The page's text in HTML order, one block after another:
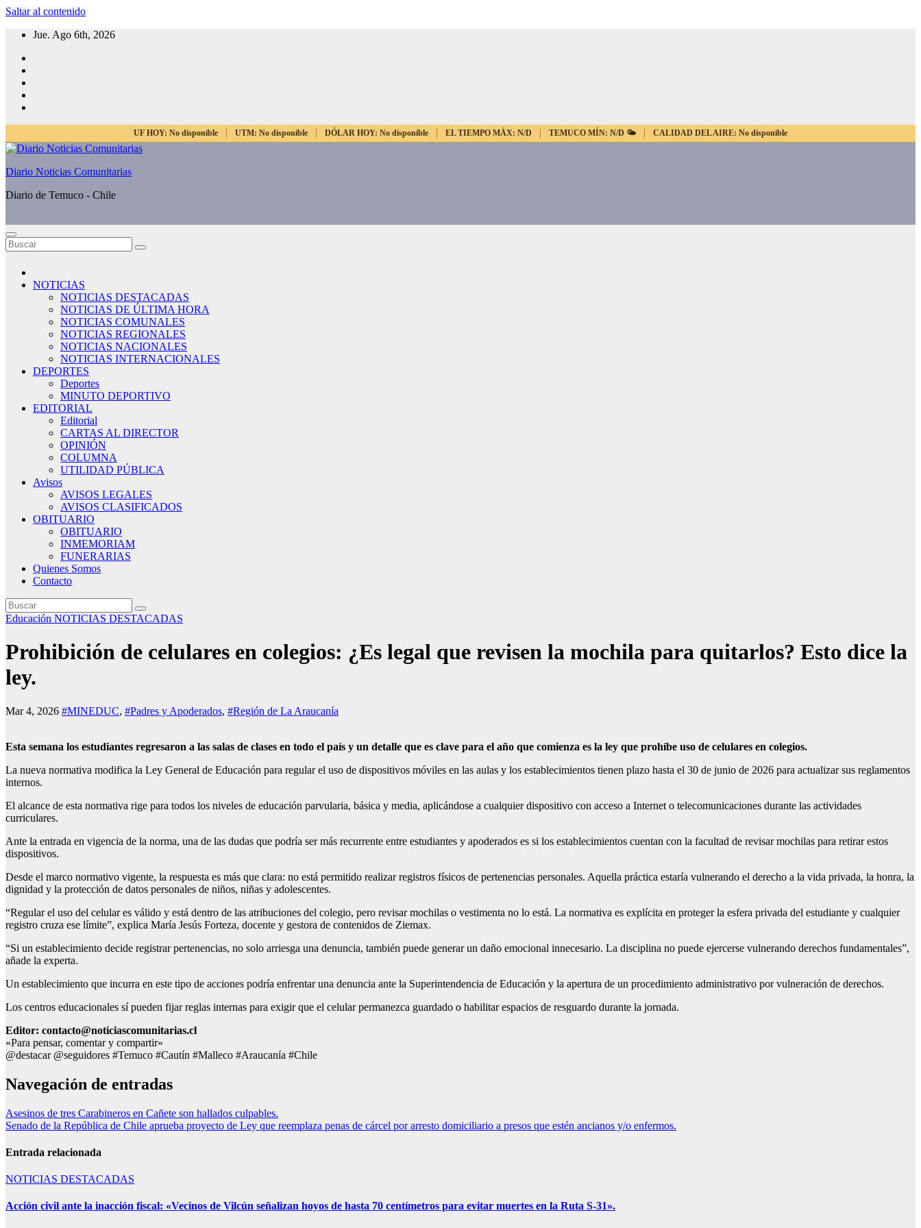
Saltar al contenido
Jue. Ago 6th, 2026
UF HOY: No disponible UTM: No disponible DÓLAR HOY: No disponible EL TIEMPO MÁX: N/D TEMUCO MÍN: N/D 🌤️ CALIDAD DEL AIRE: No disponible
Diario Noticias Comunitarias
Diario de Temuco - Chile
NOTICIAS
NOTICIAS DESTACADAS
NOTICIAS DE ÚLTIMA HORA
NOTICIAS COMUNALES
NOTICIAS REGIONALES
NOTICIAS NACIONALES
NOTICIAS INTERNACIONALES
DEPORTES
Deportes
MINUTO DEPORTIVO
EDITORIAL
Editorial
CARTAS AL DIRECTOR
OPINIÓN
COLUMNA
UTILIDAD PÚBLICA
Avisos
AVISOS LEGALES
AVISOS CLASIFICADOS
OBITUARIO
OBITUARIO
INMEMORIAM
FUNERARIAS
Quienes Somos
Contacto
Educación NOTICIAS DESTACADAS
Prohibición de celulares en colegios: ¿Es legal que revisen la mochila para quitarlos? Esto dice la
ley.
Mar 4, 2026 #MINEDUC, #Padres y Apoderados, #Región de La Araucanía
Esta semana los estudiantes regresaron a las salas de clases en todo el país y un detalle que es clave para el año que comienza es la ley que prohíbe uso de celulares en colegios.
La nueva normativa modifica la Ley General de Educación para regular el uso de dispositivos móviles en las aulas y los establecimientos tienen plazo hasta el 30 de junio de 2026 para actualizar sus reglamentos
internos.
El alcance de esta normativa rige para todos los niveles de educación parvularia, básica y media, aplicándose a cualquier dispositivo con acceso a Internet o telecomunicaciones durante las actividades
curriculares.
Ante la entrada en vigencia de la norma, una de las dudas que podría ser más recurrente entre estudiantes y apoderados es si los establecimientos cuentan con la facultad de revisar mochilas para retirar estos
dispositivos.
Desde el marco normativo vigente, la respuesta es más que clara: no está permitido realizar registros físicos de pertenencias personales. Aquella práctica estaría vulnerando el derecho a la vida privada, la honra, la
dignidad y la protección de datos personales de niños, niñas y adolescentes.
“Regular el uso del celular es válido y está dentro de las atribuciones del colegio, pero revisar mochilas o vestimenta no lo está. La normativa es explícita en proteger la esfera privada del estudiante y cualquier
registro cruza ese límite”, explica María Jesús Forteza, docente y gestora de contenidos de Ziemax.
“Si un establecimiento decide registrar pertenencias, no solo arriesga una denuncia, también puede generar un daño emocional innecesario. La disciplina no puede ejercerse vulnerando derechos fundamentales”,
añade la experta.
Un establecimiento que incurra en este tipo de acciones podría enfrentar una denuncia ante la Superintendencia de Educación y la apertura de un procedimiento administrativo por vulneración de derechos.
Los centros educacionales sí pueden fijar reglas internas para exigir que el celular permanezca guardado o habilitar espacios de resguardo durante la jornada.
Editor: contacto@noticiascomunitarias.cl
«Para pensar, comentar y compartir»
@destacar @seguidores #Temuco #Cautín #Malleco #Araucanía #Chile
Navegación de entradas
Asesinos de tres Carabineros en Cañete son hallados culpables.
Senado de la República de Chile aprueba proyecto de Ley que reemplaza penas de cárcel por arresto domiciliario a presos que estén ancianos y/o enfermos.
Entrada relacionada
NOTICIAS DESTACADAS
Acción civil ante la inacción fiscal: «Vecinos de Vilcún señalizan hoyos de hasta 70 centímetros para evitar muertes en la Ruta S-31».